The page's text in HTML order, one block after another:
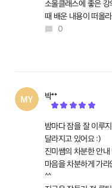
소울클래스에 좋은
때 배운 내용이 떠올
0
박**
밤마다 잠을 잘 이루
달라지고 있어요 :)
진미쌤의 차분한 안
마음을 차분하게 가
^^